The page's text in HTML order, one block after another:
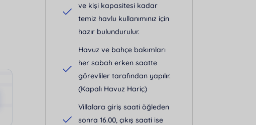
ve kişi kapasitesi kadar
temiz havlu kullanımınız için
hazır bulundurulur.
Havuz ve bahçe bakımları
her sabah erken saatte
görevliler tarafından yapılır.
(Kapalı Havuz Hariç)
Villalara giriş saati öğleden
sonra 16.00, çıkış saati ise